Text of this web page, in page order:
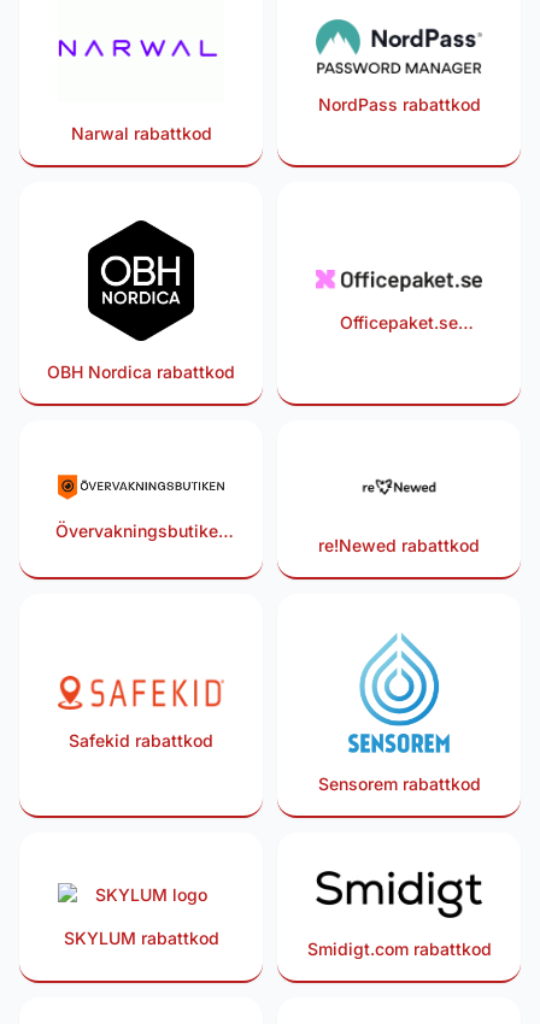
Narwal rabattkod
NordPass rabattkod
OBH Nordica rabattkod
Officepaket.se
Övervakningsbutiken
re!Newed rabattkod
Safekid rabattkod
Sensorem rabattkod
SKYLUM rabattkod
Smidigt.com rabattkod